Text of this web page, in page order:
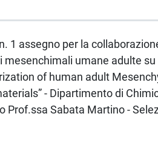
1 assegno per la
mesenchimali umane adulte
of human adult
- Dipartimento di
Sabata Martino -